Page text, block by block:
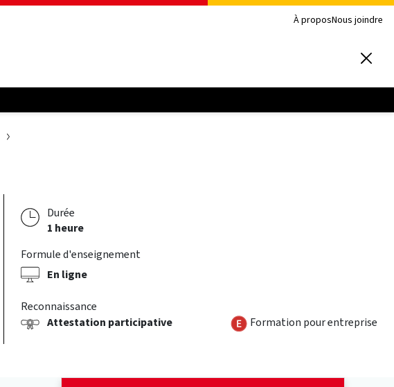
À proposNous joindre
Durée
1 heure
Formule d'enseignement
En ligne
Reconnaissance
Attestation participative
Formation pour entreprise